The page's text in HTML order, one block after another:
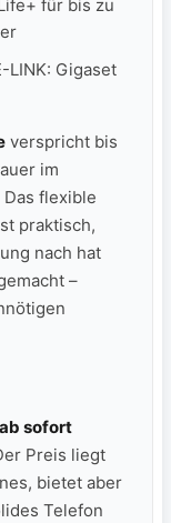
für bis zu
LINK: Gigaset
verspricht bis
im
flexible
praktisch,
nach hat
–
ab sofort
Preis liegt
bietet aber
Telefon